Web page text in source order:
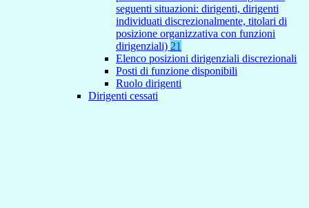
seguenti situazioni: dirigenti, dirigenti
individuati discrezionalmente, titolari di
posizione organizzativa con funzioni
dirigenziali) 21
Elenco posizioni dirigenziali discrezionali
Posti di funzione disponibili
Ruolo dirigenti
Dirigenti cessati